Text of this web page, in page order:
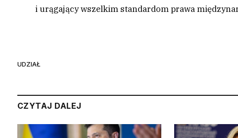
i urągający wszelkim standardom prawa
UDZIAŁ
CZYTAJ DALEJ